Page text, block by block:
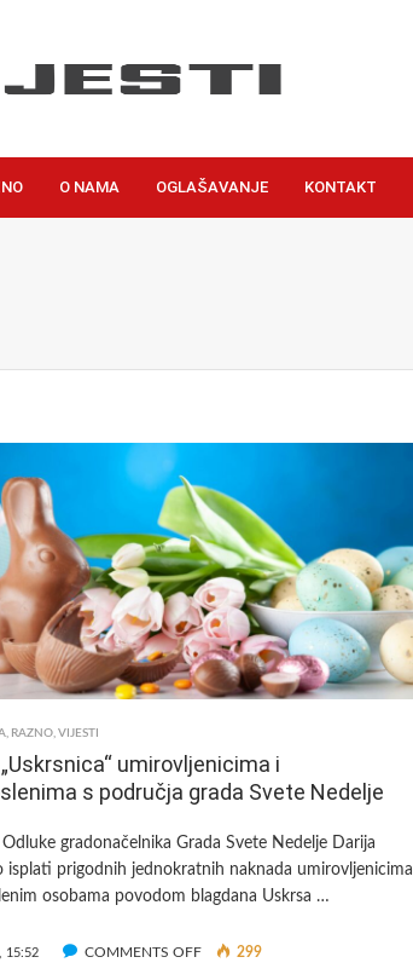
O NAMA OGLAŠAVANJE KONTAKT
, RAZNO,VIJESTI
umirovljenicima i
s područja grada Svete Nedelje
Odluke gradonačelnika Grada Svete Nedelje Darija
isplati prigodnih jednokratnih naknada umirovljenicima
osobama povodom blagdana Uskrsa …
15:52 COMMENTS OFFON
299